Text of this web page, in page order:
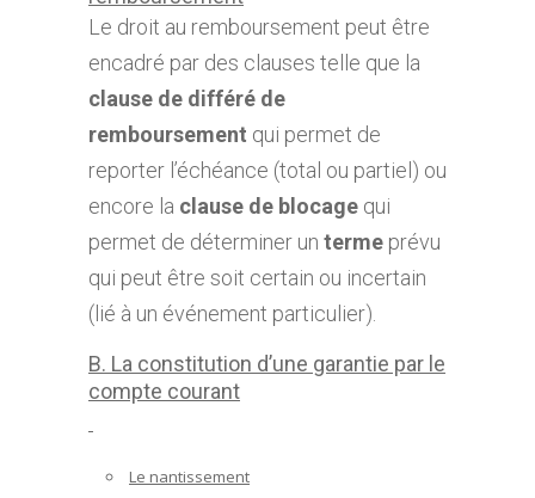
Le droit au remboursement peut être
encadré par des clauses telle que la
clause de différé de
remboursement qui permet de
reporter l’échéance (total ou partiel) ou
encore la clause de blocage qui
permet de déterminer un terme prévu
qui peut être soit certain ou incertain
(lié à un événement particulier).
B. La constitution d’une garantie par le
compte courant
Le nantissement